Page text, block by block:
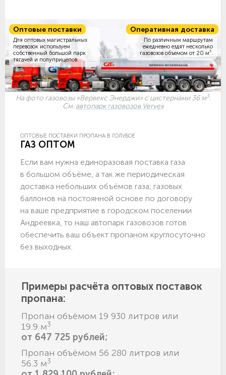
Оптовые поставки
Для оптовых магистральных
перевозок используем
собственный большой парк
тягачей и полуприцепов.
Оперативная доставка
По различным маршрутам
ежедневно ездят несколько
газовозов объемом от 20 м3
На фото газовозы «Вервекс Энерджи» с цистернами 36 м3.
См. автопарк газовозов Vervex
ОПТОВЫЕ ПОСТАВКИ ПРОПАНА В ГОЛУБОЕ
ГАЗ ОПТОМ
Если вам нужна единоразовая поставка газа
в большом объёме, а так же периодическая
доставка небольших объёмов газа; газовых
баллонов на постоянной основе по договору
на ваше предприятие в городском поселении
Андреевка, то наш автопарк газовозов готов
обеспечить ваш объект пропаном круглосуточно
без выходных.
Примеры расчёта оптовых поставок
пропана:
Пропан объёмом 19 930 литров или
19.9 м3
от 647 725 рублей;
Пропан объёмом 56 280 литров или
56.3 м3